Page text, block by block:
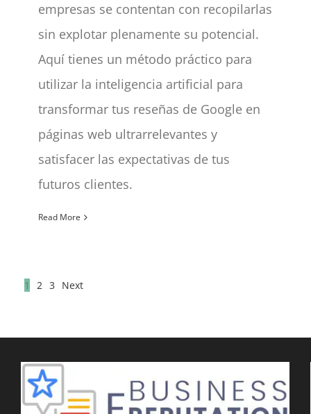
empresas se contentan con recopilarlas
sin explotar plenamente su potencial.
Aquí tienes un método práctico para
utilizar la inteligencia artificial para
transformar tus reseñas de Google en
páginas web ultrarrelevantes y
satisfacer las expectativas de tus
futuros clientes.
Read More
1 2 3 Next